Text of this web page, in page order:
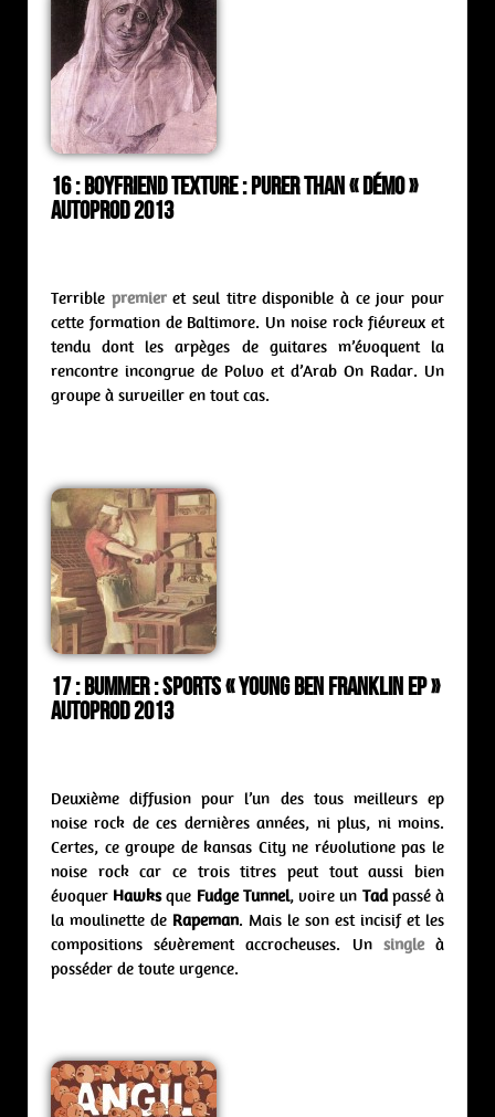
16 : Boyfriend Texture : purer than « démo »
Autoprod 2013
Terrible premieret seul titre disponible à ce jour pour
cette formation de Baltimore. Un noise rock fiévreux et
tendu dont les arpèges de guitares m’évoquent la
rencontre incongrue de Polvo et d’Arab On Radar. Un
groupe à surveiller en tout cas.
17 :Bummer : sports « Young Ben Franklin ep »
Autoprod 2013
Deuxième diffusion pour l’un des tous meilleurs ep
noise rock de ces dernières années, ni plus, ni moins.
Certes, ce groupe de kansas City ne révolutione pas le
noise rock car ce trois titres peut tout aussi bien
évoquer Hawksque Fudge Tunnel, voire un Tadpassé à
la moulinette de Rapeman. Mais le son est incisif et les
compositions sévèrement accrocheuses. Un singleà
posséder de toute urgence.